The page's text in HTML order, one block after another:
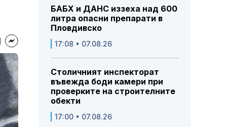
БАБХ и ДАНС иззеха над 600
литра опасни препарати в
Пловдивско
17:08 • 07.08.26
Столичният инспекторат
въвежда боди камери при
проверките на строителните
обекти
17:00 • 07.08.26